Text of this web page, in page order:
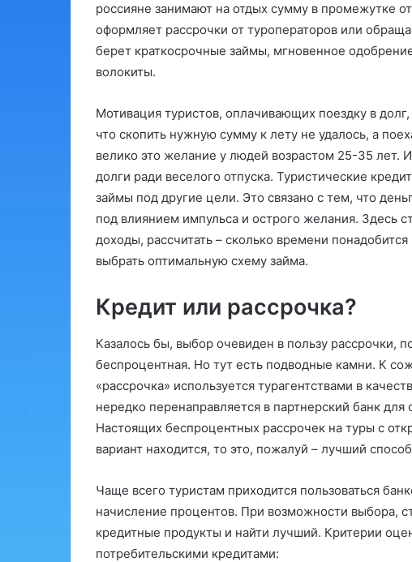
россияне занимают на отдых сумму в промежутке
оформляет рассрочки от туроператоров или
берет краткосрочные займы, мгновенное
волокиты.
Мотивация туристов, оплачивающих поездку в
что скопить нужную сумму к лету не удалось, а
велико это желание у людей возрастом 25-35 лет.
долги ради веселого отпуска. Туристические
займы под другие цели. Это связано с тем, что
под влиянием импульса и острого желания. Здесь
доходы, рассчитать – сколько времени
выбрать оптимальную схему займа.
Кредит или рассрочка?
Казалось бы, выбор очевиден в пользу рассрочки,
беспроцентная. Но тут есть подводные камни. К
«рассрочка» используется турагентствами в
нередко перенаправляется в партнерский банк
Настоящих беспроцентных рассрочек на туры с
вариант находится, то это, пожалуй – лучший
Чаще всего туристам приходится пользоваться
начисление процентов. При возможности выбора,
кредитные продукты и найти лучший. Критерии
потребительскими кредитами: